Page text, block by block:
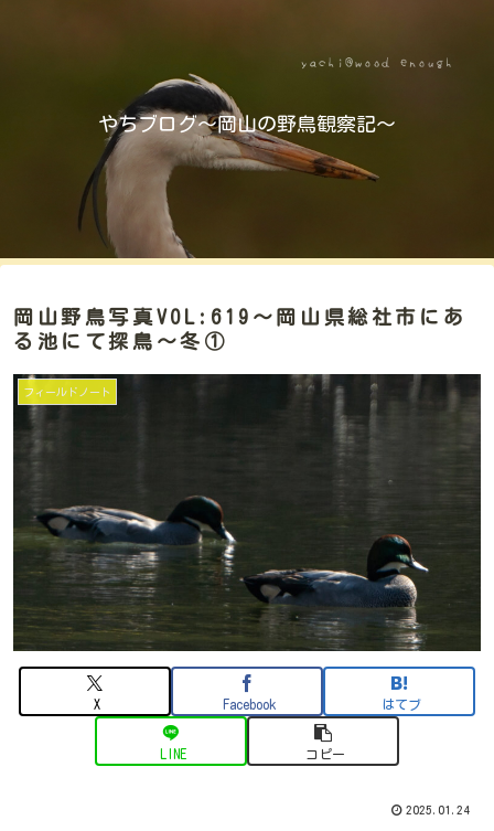
やちブログ～岡山の野鳥観察記～
岡山野鳥写真VOL:619～岡山県総社市にあ
る池にて探鳥～冬①
フィールドノート
X Facebook はてブ
LINE コピー
2025.01.24